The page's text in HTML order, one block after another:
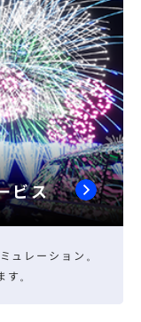
ビス
ュレーション。
。